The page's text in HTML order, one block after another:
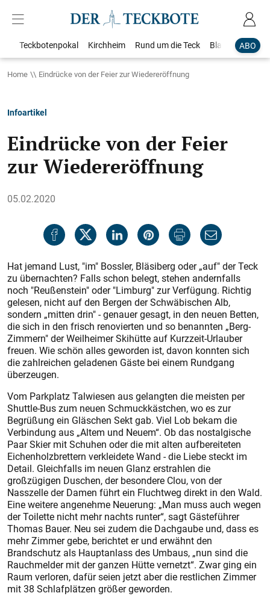
ABO
Teckbotenpokal Kirchheim Rund um die Teck Blaulicht
Home Eindrücke von der Feier zur Wiedereröffnung
Infoartikel
Eindrücke von der Feier
zur Wiedereröffnung
05.02.2020
Hat jemand Lust, "im" Bossler, Bläsiberg oder „auf" der Teck
zu übernachten? Falls schon belegt, stehen andernfalls
noch "Reußenstein" oder "Limburg" zur Verfügung. Richtig
gelesen, nicht auf den Bergen der Schwäbischen Alb,
sondern „mitten drin" - genauer gesagt, in den neuen Betten,
die sich in den frisch renovierten und so benannten „Berg-
Zimmern" der Weilheimer Skihütte auf Kurzzeit-Urlauber
freuen. Wie schön alles geworden ist, davon konnten sich
die zahlreichen geladenen Gäste bei einem Rundgang
überzeugen.
Vom Parkplatz Talwiesen aus gelangten die meisten per
Shuttle-Bus zum neuen Schmuckkästchen, wo es zur
Begrüßung ein Gläschen Sekt gab. Viel Lob bekam die
Verbindung aus „Altem und Neuem“. Ob das nostalgische
Paar Skier mit Schuhen oder die mit alten aufbereiteten
Eichenholzbrettern verkleidete Wand - die Liebe steckt im
Detail. Gleichfalls im neuen Glanz erstrahlen die
großzügigen Duschen, der besondere Clou, von der
Nasszelle der Damen führt ein Fluchtweg direkt in den Wald.
Eine weitere angenehme Neuerung: „Man muss auch wegen
der Toilette nicht mehr nachts runter“, sagt Gästeführer
Thomas Bauer. Neu sei zudem die Dachgaube und, dass es
mehr Zimmer gebe, berichtet er und erwähnt den
Brandschutz als Hauptanlass des Umbaus, „nun sind die
Rauchmelder mit der ganzen Hütte vernetzt“. Zwar ging ein
Raum verloren, dafür seien jetzt aber die restlichen Zimmer
mit 38 Schlafplätzen größer geworden.